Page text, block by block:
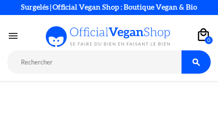
Surgelés | Official Vegan Shop : Boutique Vegan & Bio
 0
